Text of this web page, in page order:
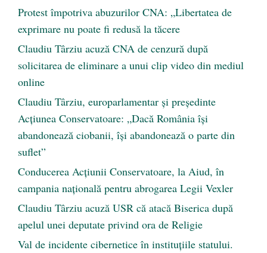
Protest împotriva abuzurilor CNA: „Libertatea de
exprimare nu poate fi redusă la tăcere
Claudiu Târziu acuză CNA de cenzură după
solicitarea de eliminare a unui clip video din mediul
online
Claudiu Târziu, europarlamentar și președinte
Acțiunea Conservatoare: „Dacă România își
abandonează ciobanii, își abandonează o parte din
suflet”
Conducerea Acțiunii Conservatoare, la Aiud, în
campania națională pentru abrogarea Legii Vexler
Claudiu Târziu acuză USR că atacă Biserica după
apelul unei deputate privind ora de Religie
Val de incidente cibernetice în instituțiile statului.